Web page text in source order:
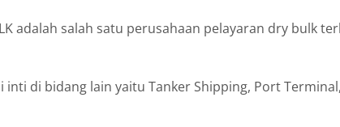
adalah salah satu perusahaan pelayaran dry bulk
inti di bidang lain yaitu Tanker Shipping, Port